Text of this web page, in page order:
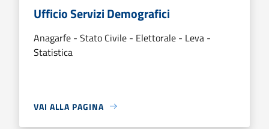
Ufficio Servizi Demografici
Anagarfe - Stato Civile - Elettorale - Leva -
Statistica
VAI ALLA PAGINA